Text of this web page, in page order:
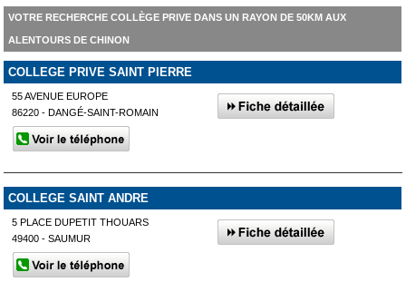
VOTRE RECHERCHE COLLÈGE PRIVE DANS UN RAYON DE 50KM AUX
ALENTOURS DE CHINON
COLLEGE PRIVE SAINT PIERRE
55 AVENUE EUROPE
86220 - DANGÉ-SAINT-ROMAIN
COLLEGE SAINT ANDRE
5 PLACE DUPETIT THOUARS
49400 - SAUMUR